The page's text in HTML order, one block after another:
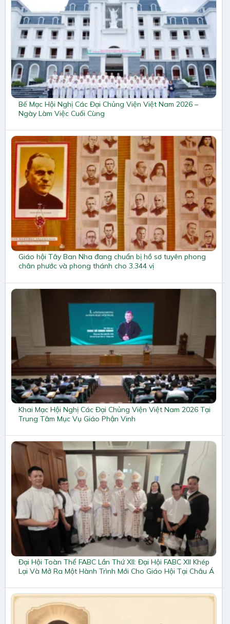
Bế Mạc Hội Nghị Các Đại Chủng Viện Việt Nam 2026 –
Ngày Làm Việc Cuối Cùng
Giáo hội Tây Ban Nha đang chuẩn bị hồ sơ tuyên phong
chân phước và phong thánh cho 3.344 vị
Khai Mạc Hội Nghị Các Đại Chủng Viện Việt Nam 2026 Tại
Trung Tâm Mục Vụ Giáo Phận Vinh
Đại Hội Toàn Thể FABC Lần Thứ XII: Đại Hội FABC XII Khép
Lại Và Mở Ra Một Hành Trình Mới Cho Giáo Hội Tại Châu Á